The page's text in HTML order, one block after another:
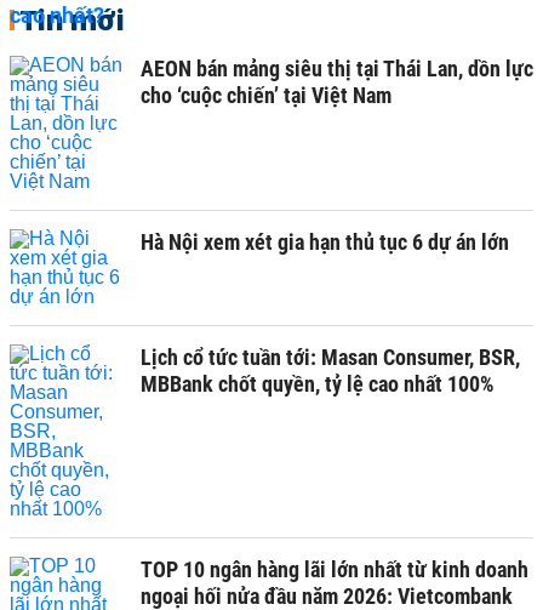
Tin mới
AEON bán mảng siêu thị tại Thái Lan, dồn lực
cho ‘cuộc chiến’ tại Việt Nam
Hà Nội xem xét gia hạn thủ tục 6 dự án lớn
Lịch cổ tức tuần tới: Masan Consumer, BSR,
MBBank chốt quyền, tỷ lệ cao nhất 100%
TOP 10 ngân hàng lãi lớn nhất từ kinh doanh
ngoại hối nửa đầu năm 2026: Vietcombank